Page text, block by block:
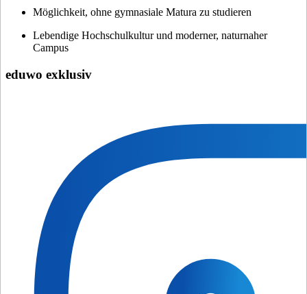
Möglichkeit, ohne gymnasiale Matura zu studieren
Lebendige Hochschulkultur und moderner, naturnaher
Campus
eduwo exklusiv